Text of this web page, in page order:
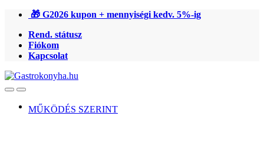
Ugrás
navigációhoz
Ugrás
tartalomra
🎁 G2026 kupon + mennyiségi kedv. 5%-ig
Rend. státusz
Fiókom
Kapcsolat
OpenClose
MŰKÖDÉS SZERINT